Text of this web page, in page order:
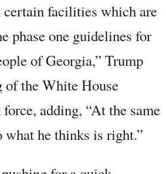
certain facilities which are
phase one guidelines for
of Georgia,” Trump
of the White House
adding, “At the same
what he thinks is right.”